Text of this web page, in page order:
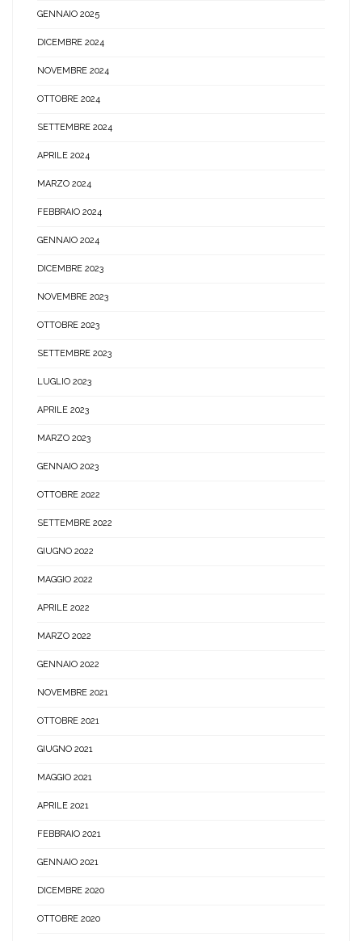
GENNAIO 2025
DICEMBRE 2024
NOVEMBRE 2024
OTTOBRE 2024
SETTEMBRE 2024
APRILE 2024
MARZO 2024
FEBBRAIO 2024
GENNAIO 2024
DICEMBRE 2023
NOVEMBRE 2023
OTTOBRE 2023
SETTEMBRE 2023
LUGLIO 2023
APRILE 2023
MARZO 2023
GENNAIO 2023
OTTOBRE 2022
SETTEMBRE 2022
GIUGNO 2022
MAGGIO 2022
APRILE 2022
MARZO 2022
GENNAIO 2022
NOVEMBRE 2021
OTTOBRE 2021
GIUGNO 2021
MAGGIO 2021
APRILE 2021
FEBBRAIO 2021
GENNAIO 2021
DICEMBRE 2020
OTTOBRE 2020